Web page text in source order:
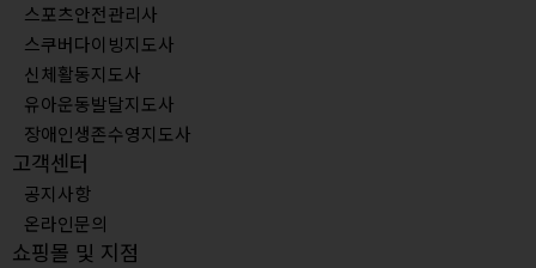
스포츠안전관리사
스쿠버다이빙지도사
신체활동지도사
유아운동발달지도사
장애인생존수영지도사
고객센터
공지사항
온라인문의
쇼핑몰 및 지점